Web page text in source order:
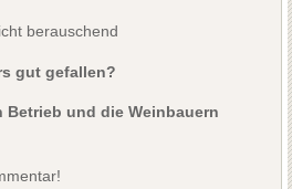
berauschend
gut gefallen?
Betrieb und die Weinbauern